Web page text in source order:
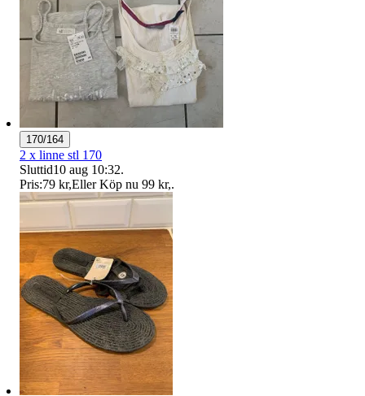
170/164
2 x linne stl 170
Sluttid10 aug 10:32.
Pris:79 kr,Eller Köp nu 99 kr,.